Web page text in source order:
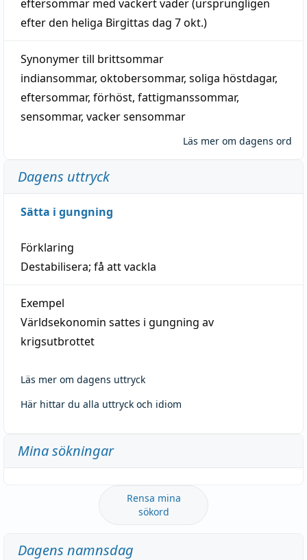
eftersommar med vackertväder(ursprungligen
efter den heliga Birgittas dag 7 okt.)
Synonymer till brittsommar
indiansommar, oktobersommar, soliga höstdagar,
eftersommar, förhöst, fattigmanssommar,
sensommar, vacker sensommar
Läs mer om dagens ord
Dagens uttryck
Sätta i gungning
Förklaring
Destabilisera; få att vackla
Exempel
Världsekonomin sattes i gungning av
krigsutbrottet
Läs mer om dagens uttryck
Här hittar du alla uttryck och idiom
Mina sökningar
Rensa mina
sökord
Dagens namnsdag